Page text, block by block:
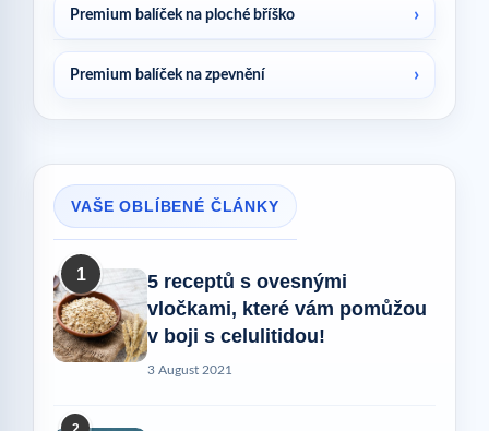
Premium balíček na ploché bříško
Premium balíček na zpevnění
VAŠE OBLÍBENÉ ČLÁNKY
1
5 receptů s ovesnými
vločkami, které vám pomůžou
v boji s celulitidou!
3 August 2021